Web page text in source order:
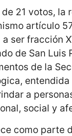
21 votos, la
artículo
ser fracción
de San
de la
a
social y
como parte